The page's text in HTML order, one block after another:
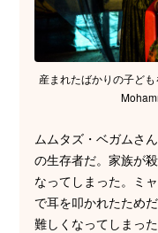
産まれたばかりの子ど
ムムタズ・ベガムさ
の生存者だ。家族が
なってしまった。ミ
で耳を叩かれたため
難しくなってしまった